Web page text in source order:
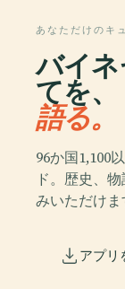
あなただけのキ
バイ
てを、
語る。
96か国1,100
ド。歴史、
みいただけま
アプリ